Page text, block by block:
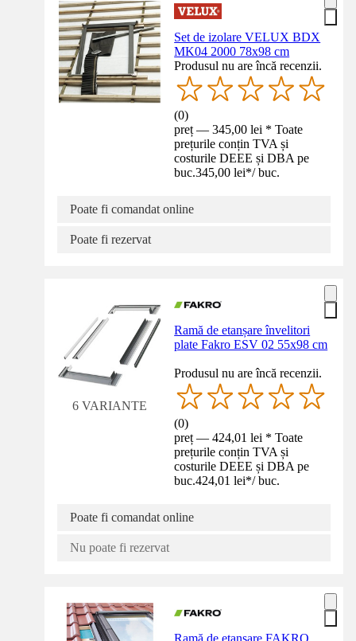
Set de izolare VELUX BDX
MK04 2000 78x98 cm
Produsul nu are încă recenzii.
(0)
preț — 345,00 lei * Toate
prețurile conțin TVA și
costurile DEEE și DBA pe
buc.345,00 lei*/ buc.
Poate fi comandat online
Poate fi rezervat
6 VARIANTE
Ramă de etanșare învelitori
plate Fakro ESV 02 55x98 cm
Produsul nu are încă recenzii.
(0)
preț — 424,01 lei * Toate
prețurile conțin TVA și
costurile DEEE și DBA pe
buc.424,01 lei*/ buc.
Poate fi comandat online
Nu poate fi rezervat